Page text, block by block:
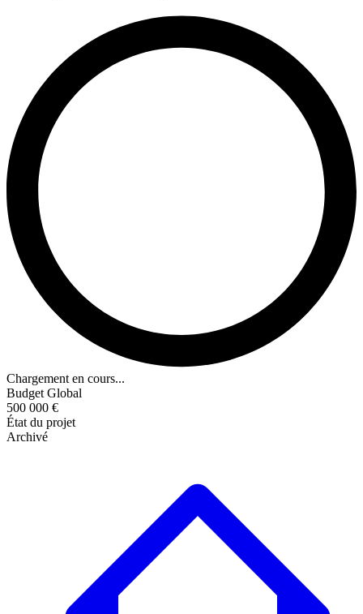
Chargement en cours...
Budget Global
500 000 €
État du projet
Archivé